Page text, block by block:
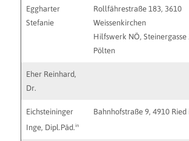
Eggharter
Stefanie
Rollfährestraße 183, 3610
Weissenkirchen
Hilfswerk NÖ, Steinergasse
Pölten
Eher Reinhard,
Dr.
Eichsteininger
Inge, Dipl.Päd.in
Bahnhofstraße 9, 4910 Ried